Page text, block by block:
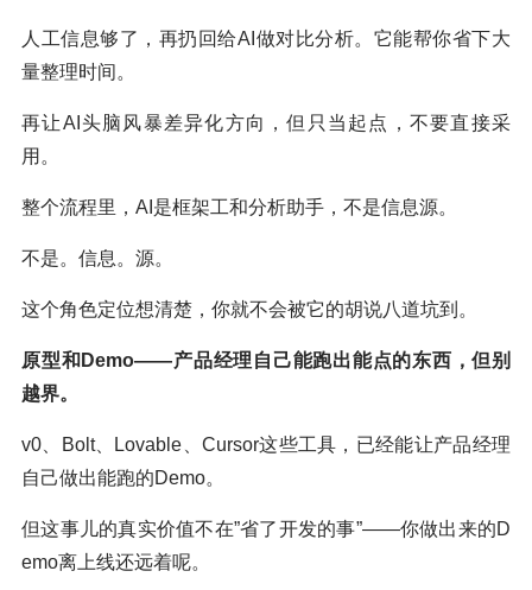
人工信息够了，再扔回给AI做对比分析。它能帮你省下大
量整理时间。
再让AI头脑风暴差异化方向，但只当起点，不要直接采
用。
整个流程里，AI是框架工和分析助手，不是信息源。
不是。信息。源。
这个角色定位想清楚，你就不会被它的胡说八道坑到。
原型和Demo——产品经理 自己能跑出能点的东西，但别
越界。
v0、Bolt、Lovable、Cursor这些工具，已经能让产品经理
自己做出能跑的Demo。
但这事儿的真实价值不在”省了开发的事”——你做出来的D
emo离上线还远着呢。